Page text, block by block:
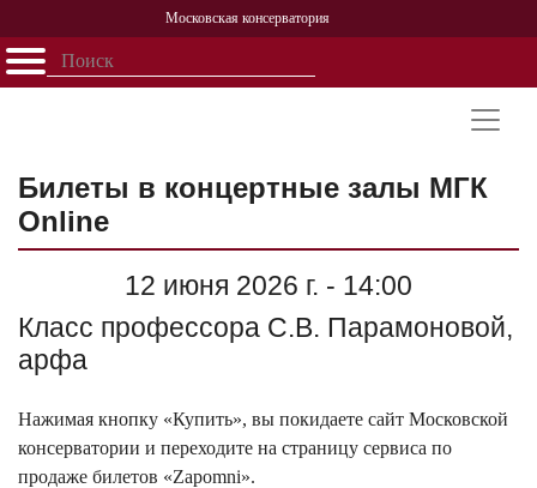
Московская консерватория
Открыть - закрыть
Персоналии
История
Билеты в концертные залы МГК
Online
12 июня 2026 г. - 14:00
Класс профессора С.В. Парамоновой,
арфа
Нажимая кнопку «Купить», вы покидаете сайт Московской
консерватории и переходите на страницу сервиса по
продаже билетов «Zapomni».